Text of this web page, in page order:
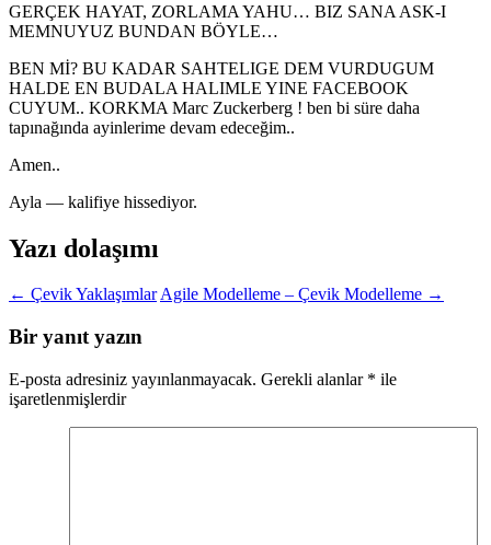
GERÇEK HAYAT, ZORLAMA YAHU… BIZ SANA ASK-I
MEMNUYUZ BUNDAN BÖYLE…
BEN Mİ? BU KADAR SAHTELIGE DEM VURDUGUM
HALDE EN BUDALA HALIMLE YINE FACEBOOK
CUYUM.. KORKMA Marc Zuckerberg ! ben bi süre daha
tapınağında ayinlerime devam edeceğim..
Amen..
Ayla — kalifiye hissediyor.
Yazı dolaşımı
← Çevik YaklaşımlarAgile Modelleme – Çevik Modelleme →
Bir yanıt yazın
E-posta adresiniz yayınlanmayacak. Gerekli alanlar * ile
işaretlenmişlerdir